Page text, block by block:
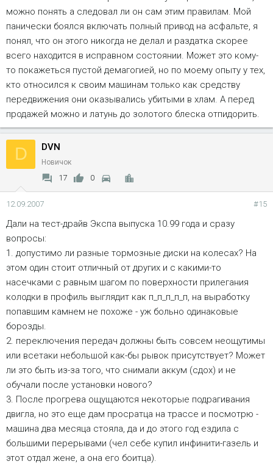
можно понять а следовал ли он сам этим правилам. Мой
панически боялся включать полный привод на асфальте, я
понял, что он этого никогда не делал и раздатка скорее
всего находится в исправном состоянии. Может это кому-
то покажеться пустой демагогией, но по моему опыту у тех,
кто относился к своим машинам только как средству
передвижения они оказывались убитыми в хлам. А перед
продажей можно и латунь до золотого блеска отпидорить.
D DVN
Новичок
17 0
12.09.2007 #15
Дали на тест-драйв Экспа выпуска 10.99 года и сразу
вопросы:
1. допустимо ли разные тормозные диски на колесах? На
этом один стоит отличный от других и с какими-то
насечками с равным шагом по поверхности прилегания
колодки в профиль выглядит как п_п_п_п_п, на выработку
попавшим камнем не похоже - уж больно одинаковые
борозды.
2. переключения передач должны быть совсем неощутимы
или всетаки небольшой как-бы рывок присутствует? Может
ли это быть из-за того, что снимали аккум (сдох) и не
обучали после установки нового?
3. После прогрева ощущаются некоторые подрагивания
двигла, но это еще дам просратца на трассе и посмотрю -
машина два месяца стояла, да и до этого год ездила с
большими перерывами (чел себе купил инфинити-газель и
этот отдал жене, а она его боитца).